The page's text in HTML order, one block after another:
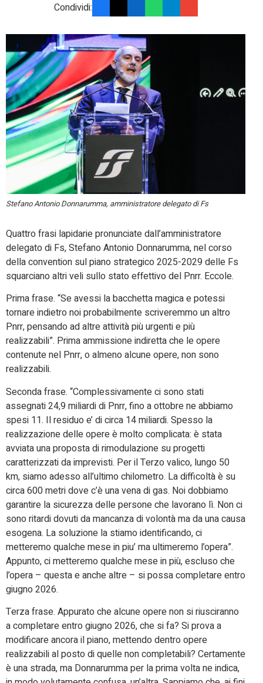
Condividi:
Stefano Antonio Donnarumma, amministratore delegato di Fs
Quattro frasi lapidarie pronunciate dall’amministratore
delegato di Fs, Stefano Antonio Donnarumma, nel corso
della convention sul piano strategico 2025-2029 delle Fs
squarciano altri veli sullo stato effettivo del Pnrr. Eccole.
Prima frase. “Se avessi la bacchetta magica e potessi
tornare indietro noi probabilmente scriveremmo un altro
Pnrr, pensando ad altre attività più urgenti e più
realizzabili”. Prima ammissione indiretta che le opere
contenute nel Pnrr, o almeno alcune opere, non sono
realizzabili.
Seconda frase. “Complessivamente ci sono stati
assegnati 24,9 miliardi di Pnrr, fino a ottobre ne abbiamo
spesi 11. Il residuo e’ di circa 14 miliardi. Spesso la
realizzazione delle opere è molto complicata: è stata
avviata una proposta di rimodulazione su progetti
caratterizzati da imprevisti. Per il Terzo valico, lungo 50
km, siamo adesso all’ultimo chilometro. La difficoltà è su
circa 600 metri dove c’è una vena di gas. Noi dobbiamo
garantire la sicurezza delle persone che lavorano lì. Non ci
sono ritardi dovuti da mancanza di volontà ma da una causa
esogena. La soluzione la stiamo identificando, ci
metteremo qualche mese in piu’ ma ultimeremo l’opera”.
Appunto, ci metteremo qualche mese in più, escluso che
l’opera – questa e anche altre – si possa completare entro
giugno 2026.
Terza frase. Appurato che alcune opere non si riusciranno
a completare entro giugno 2026, che si fa? Si prova a
modificare ancora il piano, mettendo dentro opere
realizzabili al posto di quelle non completabili? Certamente
è una strada, ma Donnarumma per la prima volta ne indica,